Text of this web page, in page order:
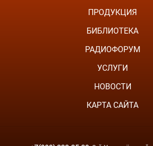
ПРОДУКЦИЯ
БИБЛИОТЕКА
РАДИОФОРУМ
УСЛУГИ
НОВОСТИ
КАРТА САЙТА